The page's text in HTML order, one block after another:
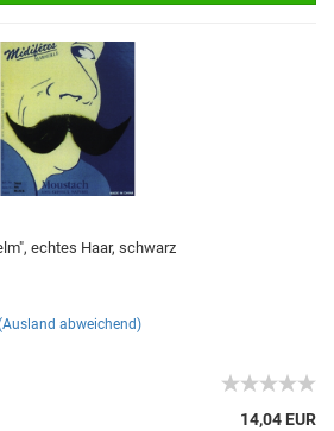
echtes Haar, schwarz
abweichend)
14,04 EUR